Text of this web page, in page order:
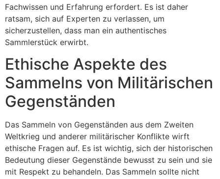
Fachwissen und Erfahrung erfordert. Es ist daher
ratsam, sich auf Experten zu verlassen, um
sicherzustellen, dass man ein authentisches
Sammlerstück erwirbt.
Ethische Aspekte des
Sammelns von Militärischen
Gegenständen
Das Sammeln von Gegenständen aus dem Zweiten
Weltkrieg und anderer militärischer Konflikte wirft
ethische Fragen auf. Es ist wichtig, sich der historischen
Bedeutung dieser Gegenstände bewusst zu sein und sie
mit Respekt zu behandeln. Das Sammeln sollte nicht